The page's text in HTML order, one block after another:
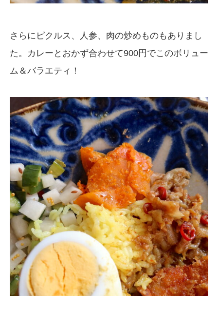
さらにピクルス、人参、肉の炒めものもありまし
た。カレーとおかず合わせて900円でこのボリュー
ム＆バラエティ！